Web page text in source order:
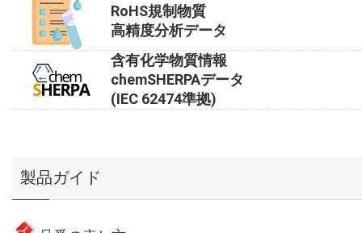
RoHS規制物質
高精度分析データ
含有化学物質情報
chemSHERPAデータ
(IEC 62474準拠)
製品ガイド